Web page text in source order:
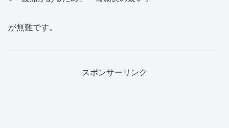
が無難です。
スポンサーリンク